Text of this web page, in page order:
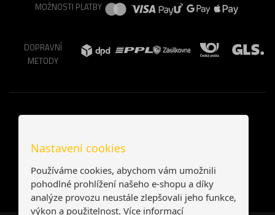
MOŽNOSTI PLATBY
DOPRAVNÍ
METODY
Nastavení cookies
Používáme cookies, abychom vám umožnili
pohodlné prohlížení našeho e-shopu a díky
analýze provozu neustále zlepšovali jeho funkce,
výkon a použitelnost. Více informací